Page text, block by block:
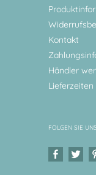
Kontakt
Händler
Lieferzeiten
FOLGEN SIE UNS